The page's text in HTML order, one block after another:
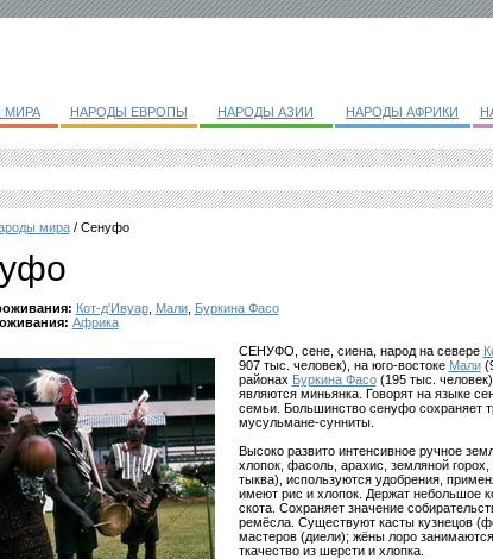
МИРА НАРОДЫ ЕВРОПЫ НАРОДЫ АЗИИ НАРОДЫ АФРИКИ
мира/ Сенуфо
Кот-д'Ивуар, Мали, Буркина Фасо
Африка
СЕНУФО, сене, сиена, народ на севере
907 тыс. человек), на юго-востоке Мали
районах Буркина Фасо(195 тыс.
являются миньянка. Говорят на языке
семьи. Большинство сенуфо сохраняет
мусульмане-сунниты.
Высоко развито интенсивное ручное
хлопок, фасоль, арахис, земляной
тыква), используются удобрения,
имеют рис и хлопок. Держат небольшое
скота. Сохраняет значение
ремёсла. Существуют касты кузнецов
мастеров (диели); жёны лоро
ткачество из шерсти и хлопка.